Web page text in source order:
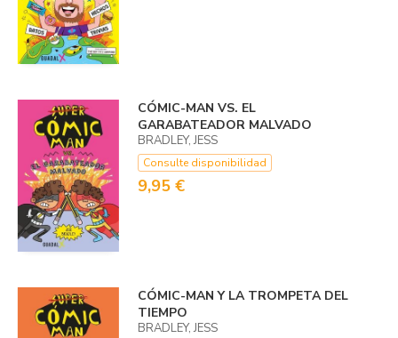
CÓMIC-MAN VS. EL
GARABATEADOR MALVADO
BRADLEY, JESS
Consulte disponibilidad
9,95 €
CÓMIC-MAN Y LA TROMPETA DEL
TIEMPO
BRADLEY, JESS